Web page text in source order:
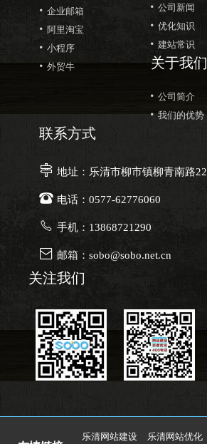
 企业邮箱
 阿里淘宝
 小程序
 外贸牛
 公司新闻
 优化知识
 建站常识
关于我们
 公司简介
我们的优势
联系方式
 地址：乐清市柳市镇柳青南路
 电话：0577-62776060
 手机：13868721290
 邮箱：sobo@sobo.net.cn
关注我们
乐清网站建设 乐清网站优化